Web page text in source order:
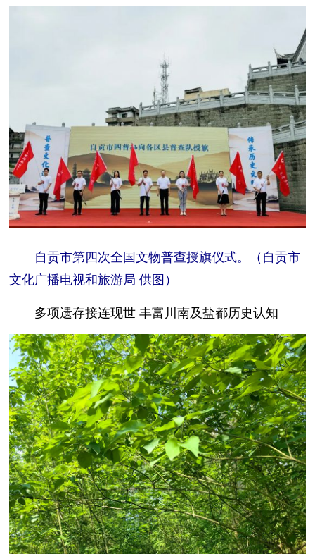
自贡市第四次全国文物普查授旗仪式。（自贡市
文化广播电视和旅游局 供图）
多项遗存接连现世 丰富川南及盐都历史认知